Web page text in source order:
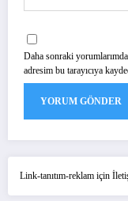
Daha sonraki
adresim bu tarayıcıya
Link-tanıtım-reklam için